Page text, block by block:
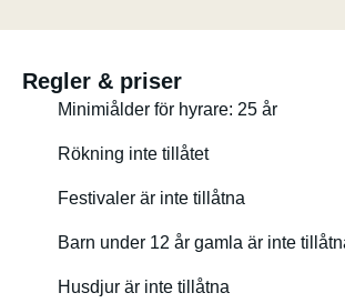
Regler & priser
Minimiålder för hyrare: 25 år
Rökning inte tillåtet
Festivaler är inte tillåtna
Barn under 12 år gamla är inte
Husdjur är inte tillåtna